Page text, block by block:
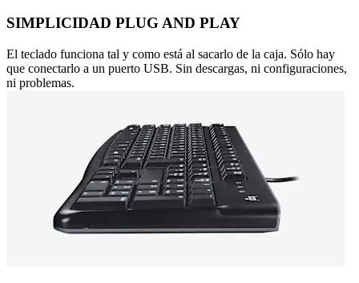
SIMPLICIDAD PLUG AND PLAY
El teclado funciona tal y como está al sacarlo de la caja. Sólo hay
que conectarlo a un puerto USB. Sin descargas, ni configuraciones,
ni problemas.